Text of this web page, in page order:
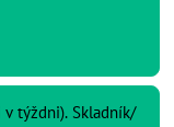
v týždni). Skladník/